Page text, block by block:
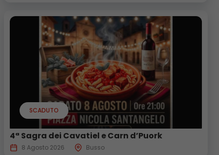
SCADUTO
4ª Sagra dei Cavatiel e Carn d’Puork
8 Agosto 2026 Busso